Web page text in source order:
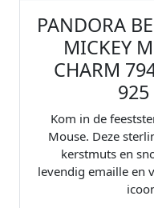
S
i
l
v
e
r
M
i
c
k
PANDORA
MICKEY
CHARM
925
Kom in de
Mouse. Deze
kerstmuts en
levendig emaille en